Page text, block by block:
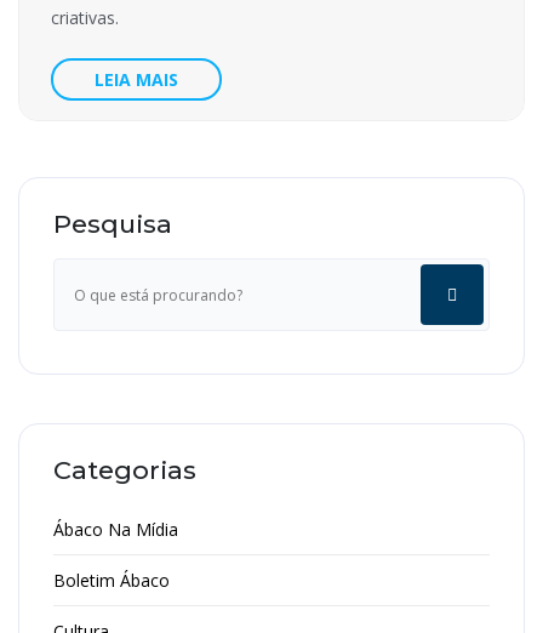
criativas.
LEIA MAIS
Pesquisa
Categorias
Ábaco Na Mídia
Boletim Ábaco